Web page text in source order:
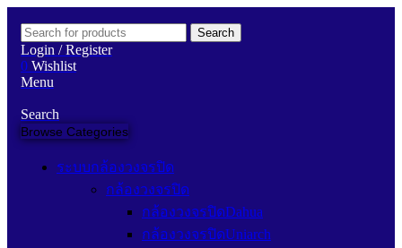
Search
Login / Register
0 Wishlist
Menu
Search
Browse Categories
ระบบกล้องวงจรปิด
กล้องวงจรปิด
กล้องวงจรปิดDahua
กล้องวงจรปิดUniarch